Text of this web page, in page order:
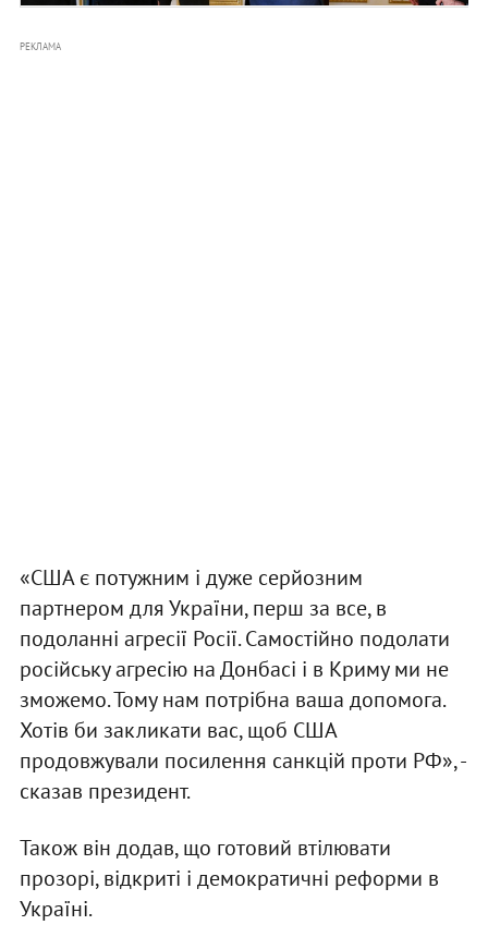
РЕКЛАМА
«США є потужним і дуже серйозним
партнером для України, перш за все, в
подоланні агресії Росії. Самостійно подолати
російську агресію на Донбасі і в Криму ми не
зможемо. Тому нам потрібна ваша допомога.
Хотів би закликати вас, щоб США
продовжували посилення санкцій проти РФ», -
сказав президент.
Також він додав, що готовий втілювати
прозорі, відкриті і демократичні реформи в
Україні.